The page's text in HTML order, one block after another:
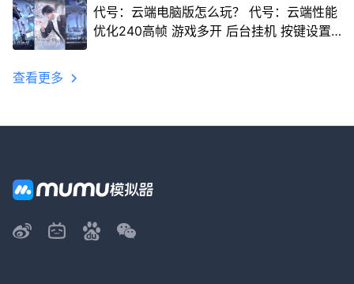
代号：云端电脑版怎么玩？ 代号：云端性能
优化240高帧 游戏多开 后台挂机 按键设置
查看更多